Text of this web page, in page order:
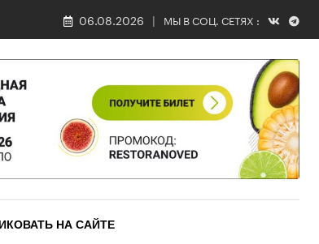
06.08.2026 МЫ В СОЦ. СЕТЯХ :
НА САЙТЕ